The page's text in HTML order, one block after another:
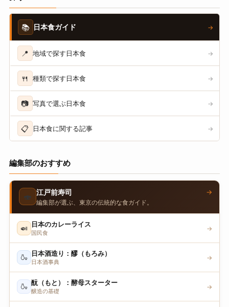
📚 日本食ガイド →
📍 地域で探す日本食 →
🍴 種類で探す日本食 →
📷 写真で選ぶ日本食 →
📋 日本食に関する記事 →
編集部のおすすめ
🍣 江戸前寿司
編集部が選ぶ、東京の伝統的な食ガイド。
→
🍛 日本のカレーライス
国民食
→
🍶 日本酒造り：醪（もろみ）
日本酒事典
→
🍶 酛（もと）：酵母スターター
醸造の基礎
→